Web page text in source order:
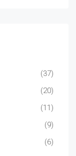
(37)
(20)
(11)
(9)
(6)